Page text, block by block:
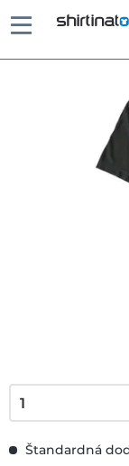
Štandardná